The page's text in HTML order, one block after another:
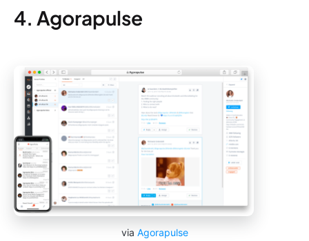
4. Agorapulse
via Agorapulse